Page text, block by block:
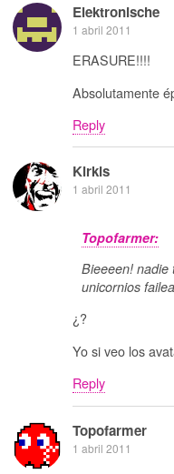
Elektronische
1 abril 2011
ERASURE!!!!
Absolutamente
Reply
Kirkis
1 abril 2011
Topofarmer:
Bieeeen! nadie
unicornios
¿?
Yo si veo los
Reply
Topofarmer
1 abril 2011